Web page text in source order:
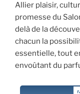
Allier plaisir,
promesse du
delà de la
chacun la
essentielle, tout
envoûtant du